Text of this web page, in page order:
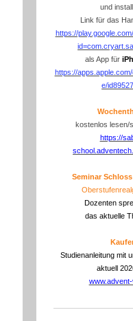
und
Link für das
https://
als App für
https://
e/
kostenlos lesen/
https://
Seminar
Dozenten
das aktuelle
Studienanleitung mit
aktuell